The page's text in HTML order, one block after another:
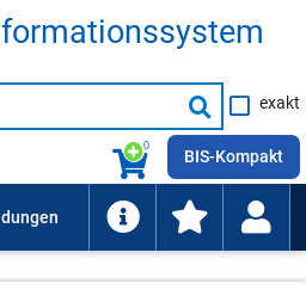
Suche
starten
exakt
0
BIS-Kompakt